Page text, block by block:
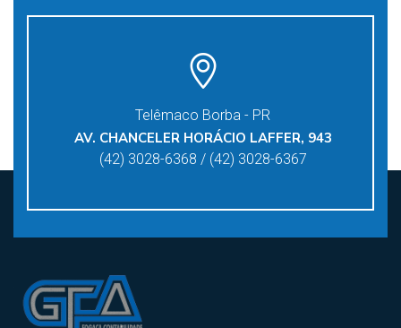
Telêmaco Borba - PR
AV. CHANCELER HORÁCIO LAFFER, 943
(42) 3028-6368 / (42) 3028-6367